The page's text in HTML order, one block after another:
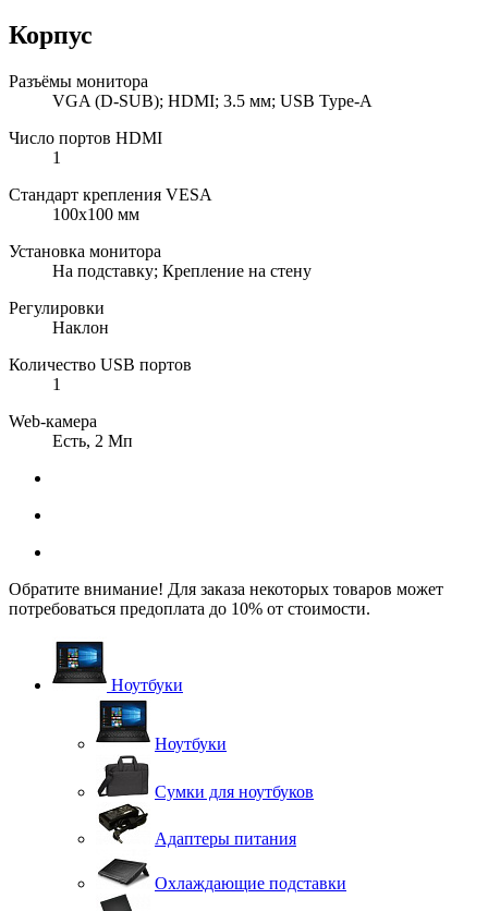
Корпус
Разъёмы монитора
VGA (D-SUB); HDMI; 3.5 мм; USB Type-A
Число портов HDMI
1
Стандарт крепления VESA
100x100 мм
Установка монитора
На подставку; Крепление на стену
Регулировки
Наклон
Количество USB портов
1
Web-камера
Есть, 2 Мп
Обратите внимание! Для заказа некоторых товаров может
потребоваться предоплата до 10% от стоимости.
Ноутбуки
Ноутбуки
Сумки для ноутбуков
Адаптеры питания
Охлаждающие подставки